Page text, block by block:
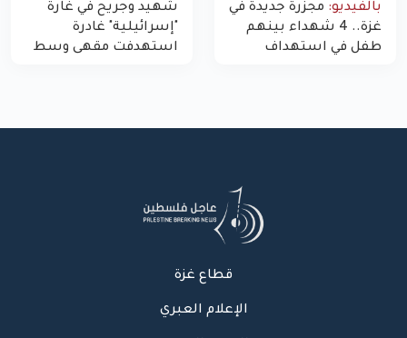
بالفيديو: مجزرة جديدة في
غزة.. 4 شهداء بينهم
طفل في استهداف
شهيد وجريح في غارة
"إسرائيلية" غادرة
استهدفت مقهى وسط
قطاع غزة
الإعلام العبري